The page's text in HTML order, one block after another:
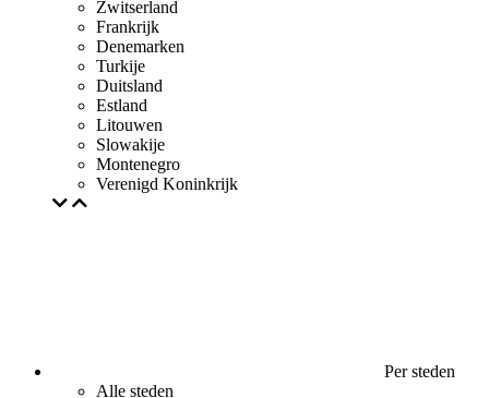
Zwitserland
Frankrijk
Denemarken
Turkije
Duitsland
Estland
Litouwen
Slowakije
Montenegro
Verenigd Koninkrijk
Per steden
Alle steden